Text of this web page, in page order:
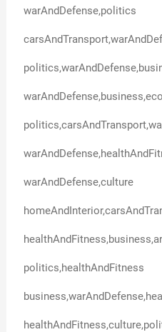
warAndDefense,politics
warAndDefense,culture
politics,healthAndFitness